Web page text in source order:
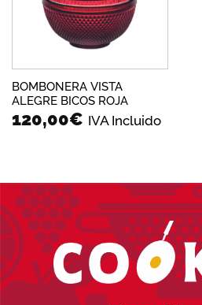
BOMBONERA VISTA
ALEGRE BICOS ROJA
120,00€ IVA Incluido